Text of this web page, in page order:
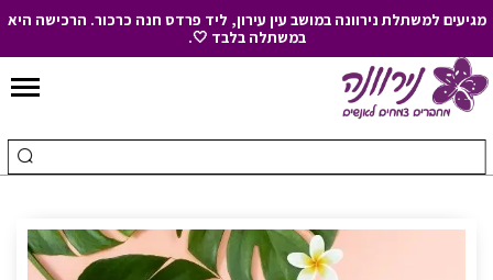
to
מגיעים למשתלת נירוונה במושב עין עירון, ליד פרדס חנה כרכור. הרכישה היא
במשתלה בלבד 🤍.